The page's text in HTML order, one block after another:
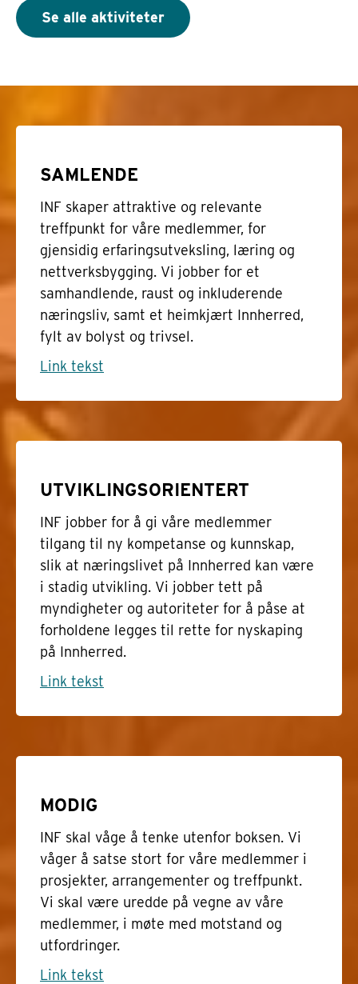
Se alle aktiviteter
SAMLENDE
INF skaper attraktive og relevante
treffpunkt for våre medlemmer, for
gjensidig erfaringsutveksling, læring og
nettverksbygging. Vi jobber for et
samhandlende, raust og inkluderende
næringsliv, samt et heimkjært Innherred,
fylt av bolyst og trivsel.
Link tekst
UTVIKLINGSORIENTERT
INF jobber for å gi våre medlemmer
tilgang til ny kompetanse og kunnskap,
slik at næringslivet på Innherred kan være
i stadig utvikling. Vi jobber tett på
myndigheter og autoriteter for å påse at
forholdene legges til rette for nyskaping
på Innherred.
Link tekst
MODIG
INF skal våge å tenke utenfor boksen. Vi
våger å satse stort for våre medlemmer i
prosjekter, arrangementer og treffpunkt.
Vi skal være uredde på vegne av våre
medlemmer, i møte med motstand og
utfordringer.
Link tekst